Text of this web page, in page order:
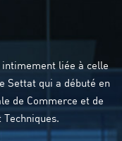
intimement liée à celle
Settat qui a débuté en
de Commerce et de
Techniques.